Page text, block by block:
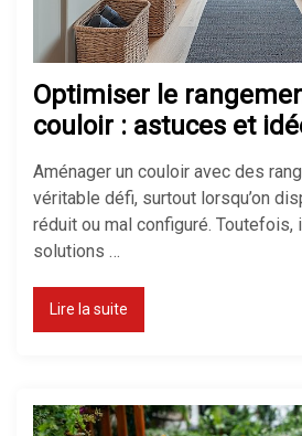
Optimiser le
couloir : astuces et
Aménager un couloir avec des
véritable défi, surtout lorsqu’on
réduit ou mal configuré.
solutions …
Lire la suite